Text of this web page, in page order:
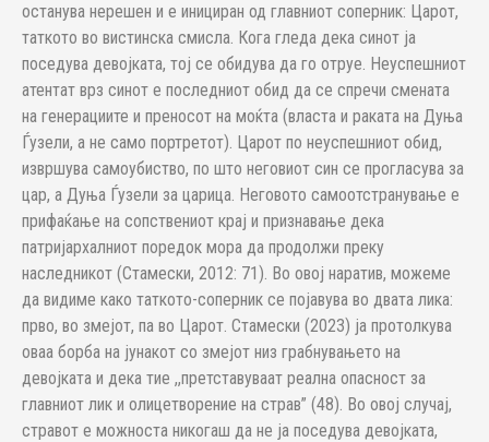
останува нерешен и е инициран од главниот соперник: Царот,
таткото во вистинска смисла. Кога гледа дека синот ја
поседува девојката, тој се обидува да го отруе. Неуспешниот
атентат врз синот е последниот обид да се спречи смената
на генерациите и преносот на моќта (власта и раката на Дуња
Ѓузели, а не само портретот). Царот по неуспешниот обид,
извршува самоубиство, по што неговиот син се прогласува за
цар, а Дуња Ѓузели за царица. Неговото самоотстранување е
прифаќање на сопствениот крај и признавање дека
патријархалниот поредок мора да продолжи преку
наследникот (Стамески, 2012: 71). Во овој наратив, можеме
да видиме како таткото-соперник се појавува во двата лика:
прво, во змејот, па во Царот. Стамески (2023) ја протолкува
оваа борба на јунакот со змејот низ грабнувањето на
девојката и дека тие ,,претставуваат реална опасност за
главниот лик и олицетворение на страв” (48). Во овој случај,
стравот е можноста никогаш да не ја поседува девојката,